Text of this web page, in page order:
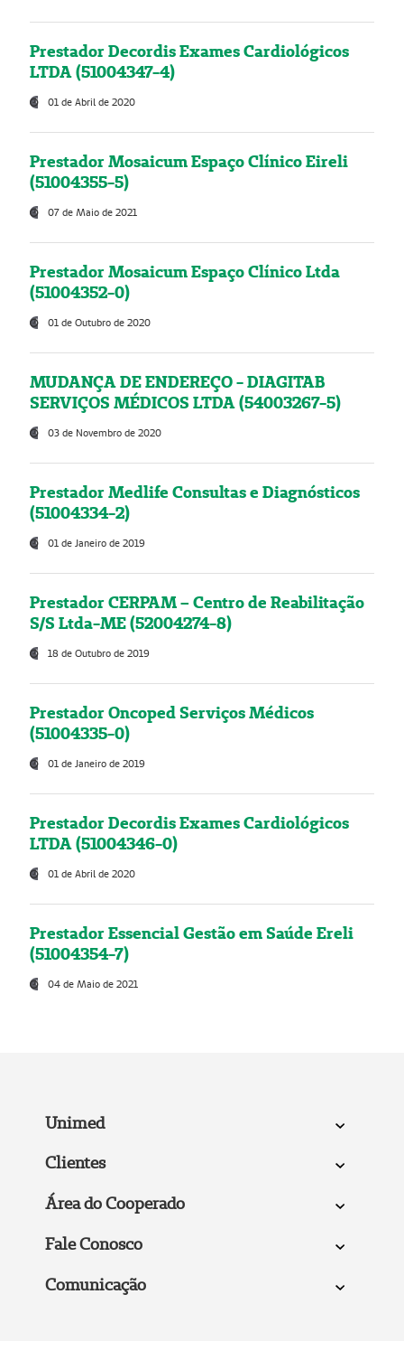
Prestador Decordis Exames Cardiológicos
LTDA (51004347-4)
01 de Abril de 2020
Prestador Mosaicum Espaço Clínico Eireli
(51004355-5)
07 de Maio de 2021
Prestador Mosaicum Espaço Clínico Ltda
(51004352-0)
01 de Outubro de 2020
MUDANÇA DE ENDEREÇO - DIAGITAB
SERVIÇOS MÉDICOS LTDA (54003267-5)
03 de Novembro de 2020
Prestador Medlife Consultas e Diagnósticos
(51004334-2)
01 de Janeiro de 2019
Prestador CERPAM – Centro de Reabilitação
S/S Ltda-ME (52004274-8)
18 de Outubro de 2019
Prestador Oncoped Serviços Médicos
(51004335-0)
01 de Janeiro de 2019
Prestador Decordis Exames Cardiológicos
LTDA (51004346-0)
01 de Abril de 2020
Prestador Essencial Gestão em Saúde Ereli
(51004354-7)
04 de Maio de 2021
Unimed
Clientes
Área do Cooperado
Fale Conosco
Comunicação